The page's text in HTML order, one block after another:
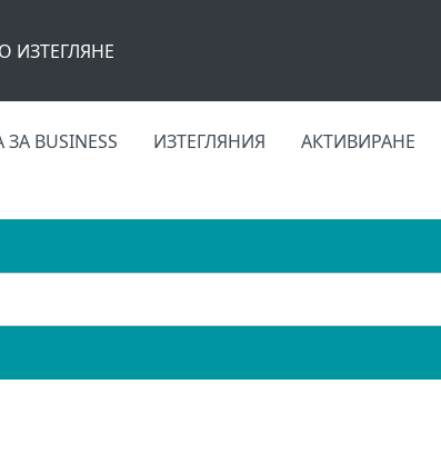
ИЗТЕГЛЯНЕ
BUSINESS ИЗТЕГЛЯНИЯ АКТИВИРАНЕ